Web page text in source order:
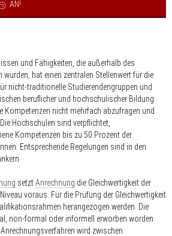
AN!
und Fähigkeiten, die außerhalb des
hat einen zentralen Stellenwert für die
nicht-traditionelle Studierendengruppen und
beruflicher und hochschulischer Bildung.
Kompetenzen nicht mehrfach abzufragen und
Hochschulen sind verpflichtet,
Kompetenzen bis zu 50 Prozent der
Entsprechende Regelungen sind in den
setztAnrechnung die Gleichwertigkeit der
voraus. Für die Prüfung der Gleichwertigkeit
herangezogen werden. Die
non-formal oder informell erworben worden
wird zwischen